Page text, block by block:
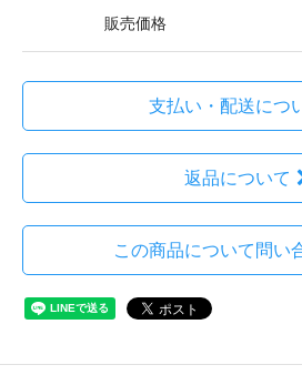
販売価格
支払い・配送につ
返品について
この商品について問い